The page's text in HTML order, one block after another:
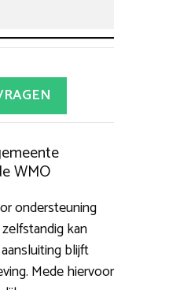
WMO
ondersteuning
kan
blijft
Mede hiervoor